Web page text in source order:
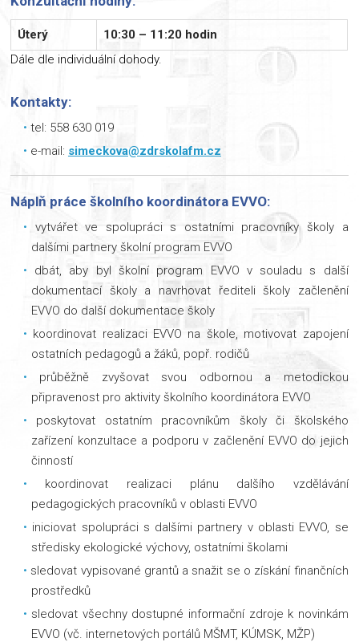
Úterý
10:30 – 11:20 hodin
Dále dle individuální dohody.
Kontakty:
tel: 558 630 019
e-mail: simeckova@zdrskolafm.cz
Náplň práce školního koordinátora EVVO:
vytvářet ve spolupráci s ostatními pracovníky školy a
dalšími partnery školní program EVVO
dbát, aby byl školní program EVVO v souladu s další
dokumentací školy a navrhovat řediteli školy začlenění
EVVO do další dokumentace školy
koordinovat realizaci EVVO na škole, motivovat zapojení
ostatních pedagogů a žáků, popř. rodičů
průběžně zvyšovat svou odbornou a metodickou
připravenost pro aktivity školního koordinátora EVVO
poskytovat ostatním pracovníkům školy či školského
zařízení konzultace a podporu v začlenění EVVO do jejich
činností
koordinovat realizaci plánu dalšího vzdělávání
pedagogických pracovníků v oblasti EVVO
iniciovat spolupráci s dalšími partnery v oblasti EVVO, se
středisky ekologické výchovy, ostatními školami
sledovat vypisované grantů a snažit se o získání finančních
prostředků
sledovat všechny dostupné informační zdroje k novinkám
EVVO (vč. internetových portálů MŠMT, KÚMSK, MŽP)